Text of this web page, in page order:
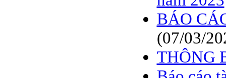
BÁO
(07/03/
THÔNG